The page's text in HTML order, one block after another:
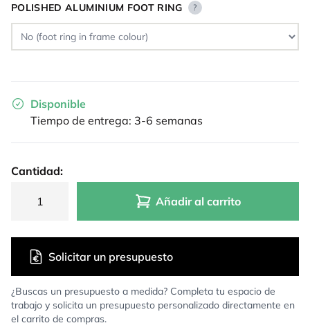
POLISHED ALUMINIUM FOOT RING ?
Disponible
Tiempo de entrega: 3-6 semanas
Cantidad:
Añadir al carrito
¿Buscas un presupuesto a medida? Completa tu espacio de
trabajo y solicita un presupuesto personalizado directamente en
el carrito de compras.
Solicitar un presupuesto